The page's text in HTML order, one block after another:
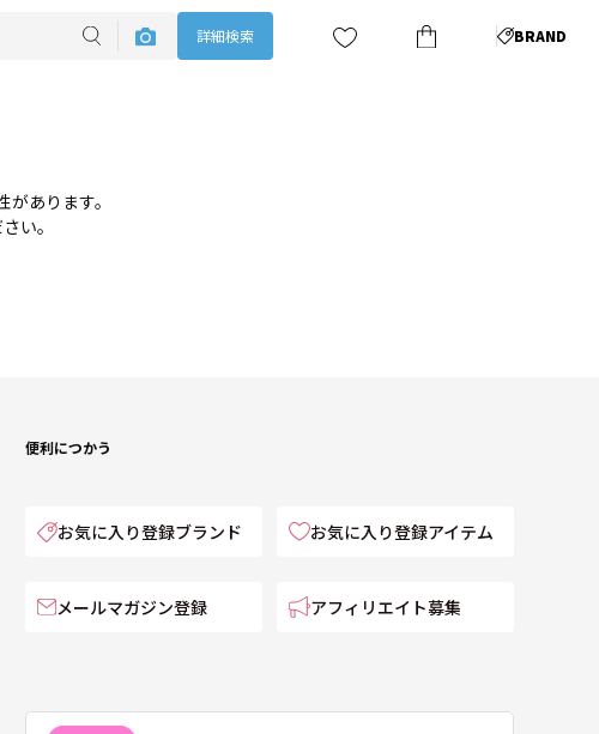
詳細検索 BRAND
あります。
い。
便利につかう
お気に入り登録ブランド お気に入り登録アイテム
メールマガジン登録 アフィリエイト募集